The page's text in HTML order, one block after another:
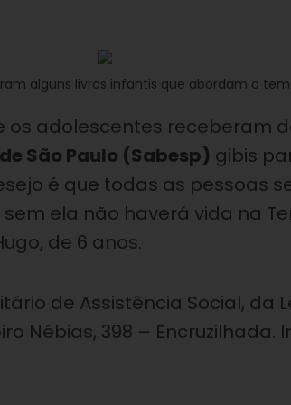
alguns livros infantis que abordam o
os adolescentes receberam
São Paulo (Sabesp) gibis
é que todas as pessoas
ela não haverá vida na
de 6 anos.
de Assistência Social, da
Nébias, 398 –